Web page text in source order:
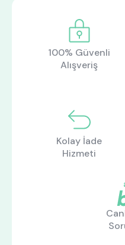
ne aramıştınız?
En çok ziyaret edilenler
100% Güvenli
Alışveriş
Kolay İade
Hizmeti